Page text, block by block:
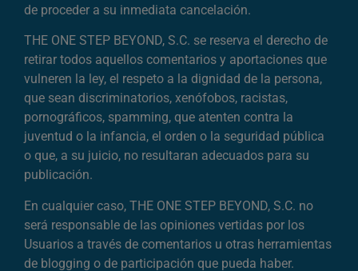
de proceder a su inmediata cancelación.
THE ONE STEP BEYOND, S.C. se reserva el derecho de
retirar todos aquellos comentarios y aportaciones que
vulneren la ley, el respeto a la dignidad de la persona,
que sean discriminatorios, xenófobos, racistas,
pornográficos, spamming, que atenten contra la
juventud o la infancia, el orden o la seguridad pública
o que, a su juicio, no resultaran adecuados para su
publicación.
En cualquier caso, THE ONE STEP BEYOND, S.C. no
será responsable de las opiniones vertidas por los
Usuarios a través de comentarios u otras herramientas
de blogging o de participación que pueda haber.